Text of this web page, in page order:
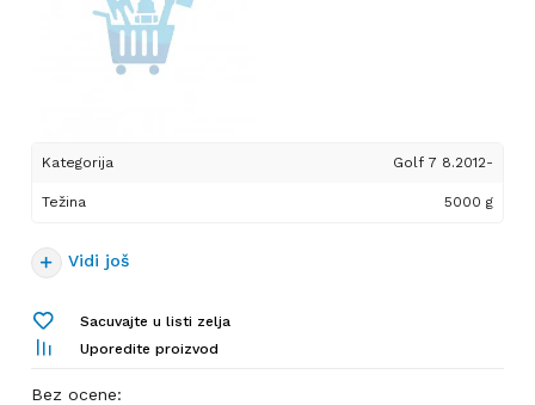
Kategorija Golf 7 8.2012-
Težina 5000 g
Vidi još
Sacuvajte u listi zelja
Uporedite proizvod
Bez ocene: